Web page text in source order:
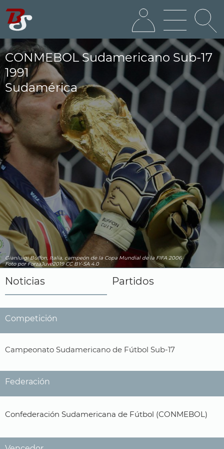
CONMEBOL Sudamericano Sub-17
1991
Sudamérica
Gianluigi Buffon, Italia, campeón de la Copa Mundial de la FIFA 2006
Foto por ForzaJuve2019CC BY-SA 4.0
Noticias Partidos
Competición
Campeonato Sudamericano de Fútbol Sub-17
Federación
Confederación Sudamericana de Fútbol (CONMEBOL)